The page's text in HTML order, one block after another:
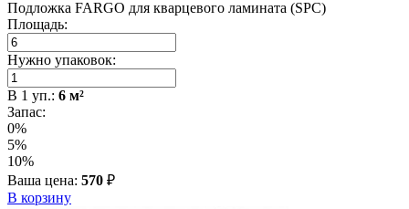
Подложка FARGO для кварцевого ламината (SPC)
Площадь:
Нужно упаковок:
В 1 уп.: 6 м²
Запас:
0%
5%
10%
Ваша цена: 570 ₽
В корзину